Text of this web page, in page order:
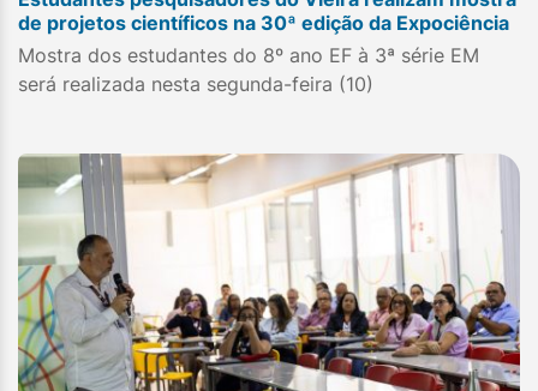
de projetos científicos na 30ª edição da Expociência
Mostra dos estudantes do 8º ano EF à 3ª série EM
será realizada nesta segunda-feira (10)